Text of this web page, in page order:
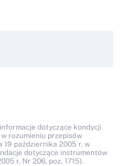
dotyczące kondycji
rozumieniu przepisów
19 października 2005 r. w
dotyczące instrumentów
r. Nr 206, poz. 1715).